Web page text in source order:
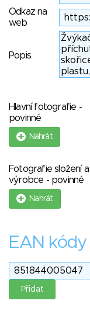
Odkaz na
web
Popis
Hlavní fotografie -
povinné
Nahrát
Fotografie složení a
výrobce - povinné
Nahrát
EAN kódy